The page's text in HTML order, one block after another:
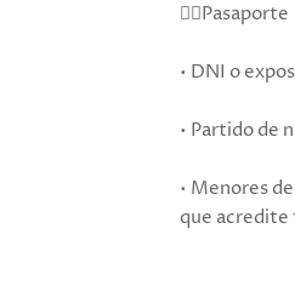
👉🏻Pasaporte
• DNI o
• Partido de
• Menores
que